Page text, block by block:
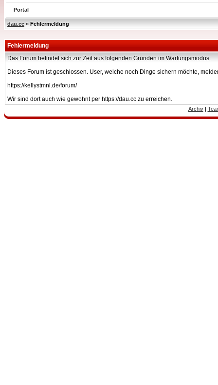
Portal
dau.cc » Fehlermeldung
Fehlermeldung
Das Forum befindet sich zur Zeit aus folgenden Gründen im Wartungsmodus:
Dieses Forum ist geschlossen. User, welche noch Dinge sichern möchte,
https://kellystmnl.de/forum/
Wir sind dort auch wie gewohnt per https://dau.cc zu erreichen.
Archiv|